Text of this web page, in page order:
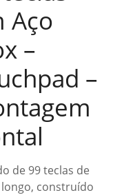
Aço
–
–
de 99 teclas de
construído